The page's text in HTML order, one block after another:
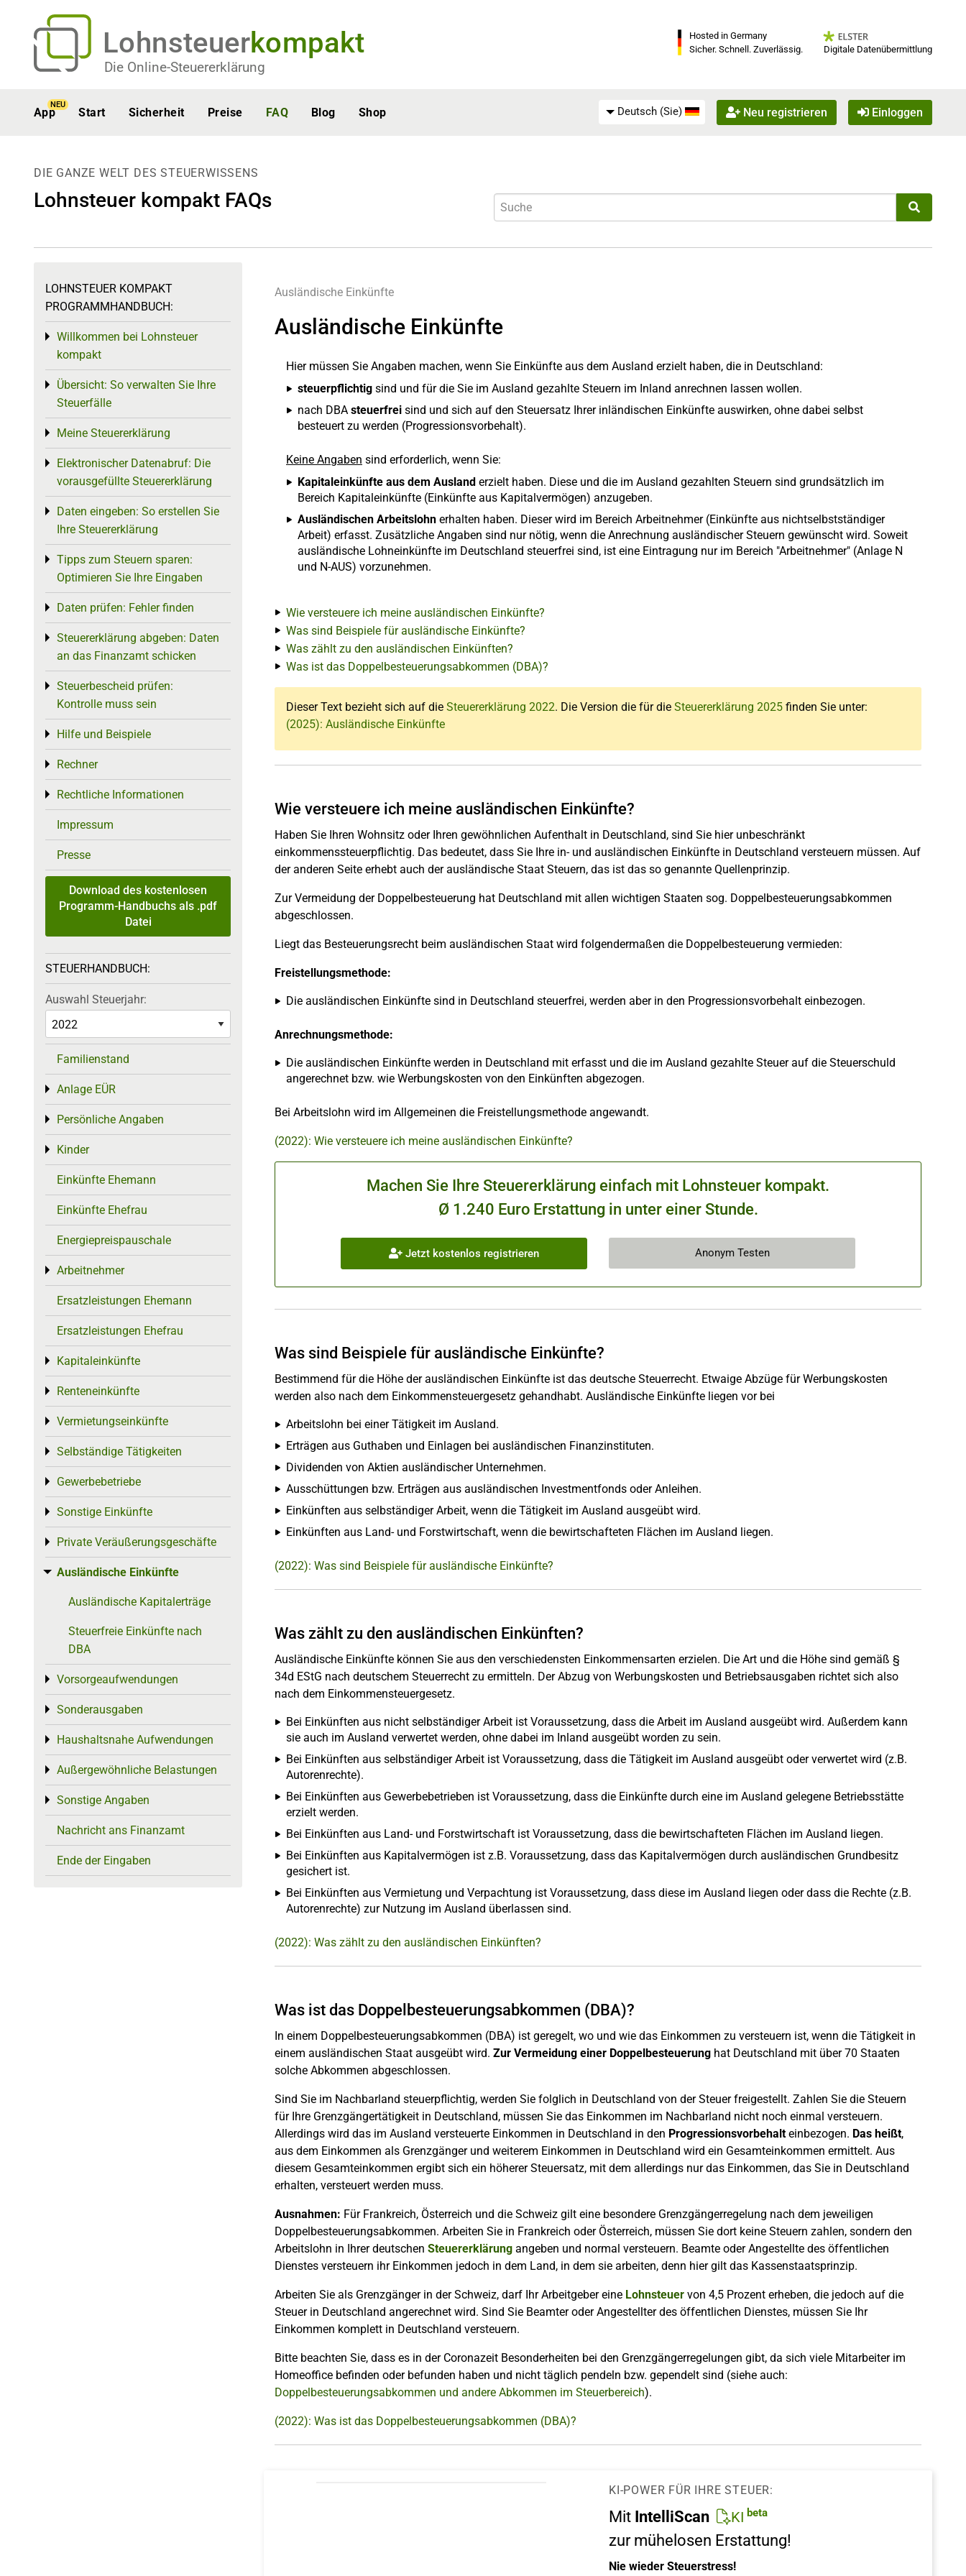
Lohnsteuerkompakt
Die Online-Steuererklärung
Hosted in Germany
Sicher. Schnell. Zuverlässig.
Digitale Datenübermittlung
App
NEU
Start Sicherheit Preise FAQ Blog Shop Deutsch (Sie) Neu registrieren Einloggen
DIE GANZE WELT DES STEUERWISSENS
Lohnsteuer kompakt FAQs
Ausländische Einkünfte
Ausländische Einkünfte
Hier müssen Sie Angaben machen, wenn Sie Einkünfte aus dem Ausland erzielt haben, die in Deutschland:
steuerpflichtig sind und für die Sie im Ausland gezahlte Steuern im Inland anrechnen lassen wollen.
nach DBA steuerfrei sind und sich auf den Steuersatz Ihrer inländischen Einkünfte auswirken, ohne dabei selbst
besteuert zu werden (Progressionsvorbehalt).
Keine Angaben sind erforderlich, wenn Sie:
Kapitaleinkünfte aus dem Ausland erzielt haben. Diese und die im Ausland gezahlten Steuern sind grundsätzlich im
Bereich Kapitaleinkünfte (Einkünfte aus Kapitalvermögen) anzugeben.
Ausländischen Arbeitslohn erhalten haben. Dieser wird im Bereich Arbeitnehmer (Einkünfte aus nichtselbstständiger
Arbeit) erfasst. Zusätzliche Angaben sind nur nötig, wenn die Anrechnung ausländischer Steuern gewünscht wird. Soweit
ausländische Lohneinkünfte im Deutschland steuerfrei sind, ist eine Eintragung nur im Bereich "Arbeitnehmer" (Anlage N
und N-AUS) vorzunehmen.
Wie versteuere ich meine ausländischen Einkünfte?
Was sind Beispiele für ausländische Einkünfte?
Was zählt zu den ausländischen Einkünften?
Was ist das Doppelbesteuerungsabkommen (DBA)?
Dieser Text bezieht sich auf die Steuererklärung 2022. Die Version die für die Steuererklärung 2025 finden Sie unter:
(2025): Ausländische Einkünfte
Wie versteuere ich meine ausländischen Einkünfte?
Haben Sie Ihren Wohnsitz oder Ihren gewöhnlichen Aufenthalt in Deutschland, sind Sie hier unbeschränkt
einkommenssteuerpflichtig. Das bedeutet, dass Sie Ihre in- und ausländischen Einkünfte in Deutschland versteuern müssen. Auf
der anderen Seite erhebt auch der ausländische Staat Steuern, das ist das so genannte Quellenprinzip.
Zur Vermeidung der Doppelbesteuerung hat Deutschland mit allen wichtigen Staaten sog. Doppelbesteuerungsabkommen
abgeschlossen.
Liegt das Besteuerungsrecht beim ausländischen Staat wird folgendermaßen die Doppelbesteuerung vermieden:
Freistellungsmethode:
Die ausländischen Einkünfte sind in Deutschland steuerfrei, werden aber in den Progressionsvorbehalt einbezogen.
Anrechnungsmethode:
Die ausländischen Einkünfte werden in Deutschland mit erfasst und die im Ausland gezahlte Steuer auf die Steuerschuld
angerechnet bzw. wie Werbungskosten von den Einkünften abgezogen.
Bei Arbeitslohn wird im Allgemeinen die Freistellungsmethode angewandt.
(2022): Wie versteuere ich meine ausländischen Einkünfte?
Machen Sie Ihre Steuererklärung einfach mit Lohnsteuer kompakt.
Ø 1.240 Euro Erstattung in unter einer Stunde.
Jetzt kostenlos registrieren Anonym Testen
Was sind Beispiele für ausländische Einkünfte?
Bestimmend für die Höhe der ausländischen Einkünfte ist das deutsche Steuerrecht. Etwaige Abzüge für Werbungskosten
werden also nach dem Einkommensteuergesetz gehandhabt. Ausländische Einkünfte liegen vor bei
Arbeitslohn bei einer Tätigkeit im Ausland.
Erträgen aus Guthaben und Einlagen bei ausländischen Finanzinstituten.
Dividenden von Aktien ausländischer Unternehmen.
Ausschüttungen bzw. Erträgen aus ausländischen Investmentfonds oder Anleihen.
Einkünften aus selbständiger Arbeit, wenn die Tätigkeit im Ausland ausgeübt wird.
Einkünften aus Land- und Forstwirtschaft, wenn die bewirtschafteten Flächen im Ausland liegen.
(2022): Was sind Beispiele für ausländische Einkünfte?
Was zählt zu den ausländischen Einkünften?
Ausländische Einkünfte können Sie aus den verschiedensten Einkommensarten erzielen. Die Art und die Höhe sind gemäß §
34d EStG nach deutschem Steuerrecht zu ermitteln. Der Abzug von Werbungskosten und Betriebsausgaben richtet sich also
nach dem Einkommensteuergesetz.
Bei Einkünften aus nicht selbständiger Arbeit ist Voraussetzung, dass die Arbeit im Ausland ausgeübt wird. Außerdem kann
sie auch im Ausland verwertet werden, ohne dabei im Inland ausgeübt worden zu sein.
Bei Einkünften aus selbständiger Arbeit ist Voraussetzung, dass die Tätigkeit im Ausland ausgeübt oder verwertet wird (z.B.
Autorenrechte).
Bei Einkünften aus Gewerbebetrieben ist Voraussetzung, dass die Einkünfte durch eine im Ausland gelegene Betriebsstätte
erzielt werden.
Bei Einkünften aus Land- und Forstwirtschaft ist Voraussetzung, dass die bewirtschafteten Flächen im Ausland liegen.
Bei Einkünften aus Kapitalvermögen ist z.B. Voraussetzung, dass das Kapitalvermögen durch ausländischen Grundbesitz
gesichert ist.
Bei Einkünften aus Vermietung und Verpachtung ist Voraussetzung, dass diese im Ausland liegen oder dass die Rechte (z.B.
Autorenrechte) zur Nutzung im Ausland überlassen sind.
(2022): Was zählt zu den ausländischen Einkünften?
Was ist das Doppelbesteuerungsabkommen (DBA)?
In einem Doppelbesteuerungsabkommen (DBA) ist geregelt, wo und wie das Einkommen zu versteuern ist, wenn die Tätigkeit in
einem ausländischen Staat ausgeübt wird. Zur Vermeidung einer Doppelbesteuerung hat Deutschland mit über 70 Staaten
solche Abkommen abgeschlossen.
Sind Sie im Nachbarland steuerpflichtig, werden Sie folglich in Deutschland von der Steuer freigestellt. Zahlen Sie die Steuern
für Ihre Grenzgängertätigkeit in Deutschland, müssen Sie das Einkommen im Nachbarland nicht noch einmal versteuern.
Allerdings wird das im Ausland versteuerte Einkommen in Deutschland in den Progressionsvorbehalteinbezogen. Das heißt,
aus dem Einkommen als Grenzgänger und weiterem Einkommen in Deutschland wird ein Gesamteinkommen ermittelt. Aus
diesem Gesamteinkommen ergibt sich ein höherer Steuersatz, mit dem allerdings nur das Einkommen, das Sie in Deutschland
erhalten, versteuert werden muss.
Ausnahmen: Für Frankreich, Österreich und die Schweiz gilt eine besondere Grenzgängerregelung nach dem jeweiligen
Doppelbesteuerungsabkommen. Arbeiten Sie in Frankreich oder Österreich, müssen Sie dort keine Steuern zahlen, sondern den
Arbeitslohn in Ihrer deutschen Steuererklärung angeben und normal versteuern. Beamte oder Angestellte des öffentlichen
Dienstes versteuern ihr Einkommen jedoch in dem Land, in dem sie arbeiten, denn hier gilt das Kassenstaatsprinzip.
Arbeiten Sie als Grenzgänger in der Schweiz, darf Ihr Arbeitgeber eine Lohnsteuer von 4,5 Prozent erheben, die jedoch auf die
Steuer in Deutschland angerechnet wird. Sind Sie Beamter oder Angestellter des öffentlichen Dienstes, müssen Sie Ihr
Einkommen komplett in Deutschland versteuern.
Bitte beachten Sie, dass es in der Coronazeit Besonderheiten bei den Grenzgängerregelungen gibt, da sich viele Mitarbeiter im
Homeoffice befinden oder befunden haben und nicht täglich pendeln bzw. gependelt sind (siehe auch:
Doppelbesteuerungsabkommen und andere Abkommen im Steuerbereich).
(2022): Was ist das Doppelbesteuerungsabkommen (DBA)?
KI-POWER FÜR IHRE STEUER:
Mit IntelliScan KI beta
zur mühelosen Erstattung!
Nie wieder Steuerstress!
LOHNSTEUER KOMPAKT
PROGRAMMHANDBUCH:
Willkommen bei Lohnsteuer
kompakt
Toggle menu
Übersicht: So verwalten Sie Ihre
Steuerfälle
Toggle menu
Meine Steuererklärung
Toggle menu
Elektronischer Datenabruf: Die
vorausgefüllte Steuererklärung
Toggle menu
Daten eingeben: So erstellen Sie
Ihre Steuererklärung
Toggle menu
Tipps zum Steuern sparen:
Optimieren Sie Ihre Eingaben
Toggle menu
Daten prüfen: Fehler finden
Toggle menu
Steuererklärung abgeben: Daten
an das Finanzamt schicken
Toggle menu
Steuerbescheid prüfen:
Kontrolle muss sein
Toggle menu
Hilfe und Beispiele
Toggle menu
Rechner
Toggle menu
Rechtliche Informationen
Toggle menu
Impressum
Presse
Download des kostenlosen
Programm-Handbuchs als .pdf
Datei
STEUERHANDBUCH:
Auswahl Steuerjahr:
Familienstand
Anlage EÜR
Toggle menu
Persönliche Angaben
Toggle menu
Kinder
Toggle menu
Einkünfte Ehemann
Einkünfte Ehefrau
Energiepreispauschale
Arbeitnehmer
Toggle menu
Ersatzleistungen Ehemann
Ersatzleistungen Ehefrau
Kapitaleinkünfte
Toggle menu
Renteneinkünfte
Toggle menu
Vermietungseinkünfte
Toggle menu
Selbständige Tätigkeiten
Toggle menu
Gewerbebetriebe
Toggle menu
Sonstige Einkünfte
Toggle menu
Private Veräußerungsgeschäfte
Toggle menu
Ausländische Einkünfte
Toggle menu
Ausländische Kapitalerträge
Steuerfreie Einkünfte nach
DBA
Vorsorgeaufwendungen
Toggle menu
Sonderausgaben
Toggle menu
Haushaltsnahe Aufwendungen
Toggle menu
Außergewöhnliche Belastungen
Toggle menu
Sonstige Angaben
Toggle menu
Nachricht ans Finanzamt
Ende der Eingaben